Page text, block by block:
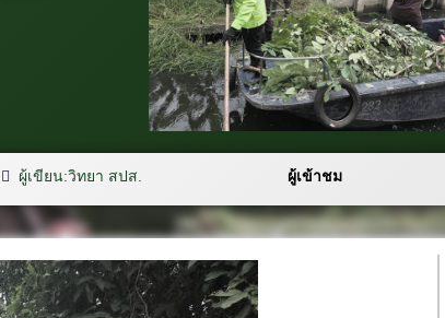
ผู้เขียน:วิทยา สปส. ผู้เข้าชม